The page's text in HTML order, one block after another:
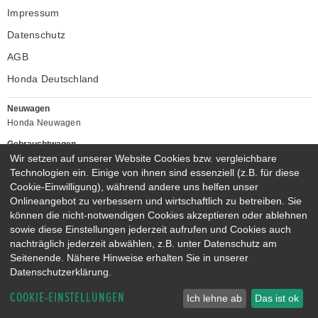
Impressum
Datenschutz
AGB
Honda Deutschland
Neuwagen
Honda Neuwagen
Gebrauchtwagen
Honda Gebrauchtwagen
Honda Vorführwagen
Gesamtbestand
NEUWAGENMODELLE
HONDA JAZZ E:HEV
HONDA CIVIC E:HEV
HONDA PRELUDE E:HEV
HONDA HR-V E:HEV
HONDA ZR-V E:HEV
HONDA CR-V E:HEV & E:PHEV
Wir setzen auf unserer Website Cookies bzw. vergleichbare
Technologien ein. Einige von ihnen sind essenziell (z.B. für diese
Cookie-Einwilligung), während andere uns helfen unser
Onlineangebot zu verbessern und wirtschaftlich zu betreiben. Sie
können die nicht-notwendigen Cookies akzeptieren oder ablehnen
sowie diese Einstellungen jederzeit aufrufen und Cookies auch
nachträglich jederzeit abwählen, z.B. unter Datenschutz am
Seitenende. Nähere Hinweise erhalten Sie in unserer
Datenschutzerklärung.
COOKIE-EINSTELLUNGEN Ich lehne ab Das ist ok